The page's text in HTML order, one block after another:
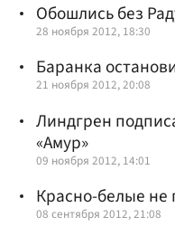
Обошлись без
28 ноября 2012, 18:30
Баранка
21 ноября 2012, 20:08
Линдгрен
«Амур»
09 ноября 2012, 14:01
Красно-белые не
08 сентября 2012, 21:08